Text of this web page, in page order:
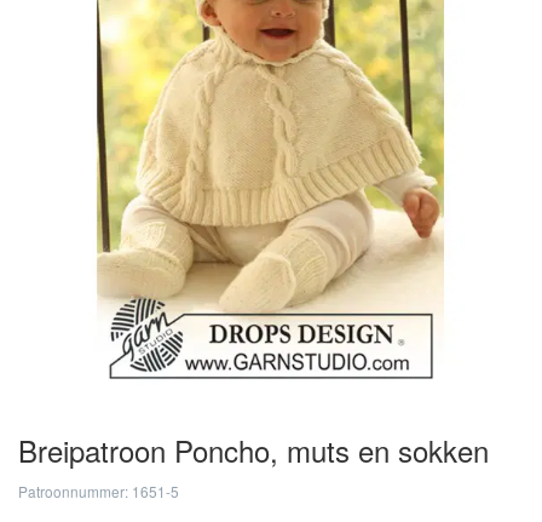
Breipatroon Poncho, muts en sokken
Patroonnummer: 1651-5